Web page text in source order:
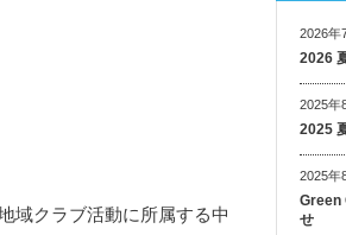
域クラブ活動に所属する中
2026年
2026
2025年
2025
2025年
Green
せ